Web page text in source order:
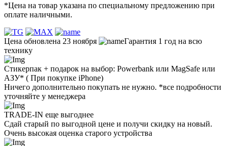
*Цена на товар указана по специальному предложению при
оплате наличными.
Цена обновлена 23 ноября
Гарантия 1 год на всю
технику
Стикерпак + подарок на выбор: Powerbank или MagSafe или
AЗУ* ( При покупке iPhone)
Ничего дополнительно покупать не нужно. *все подробности
уточняйте у менеджера
TRADE-IN еще выгоднее
Сдай старый по выгодной цене и получи скидку на новый.
Очень высокая оценка старого устройства